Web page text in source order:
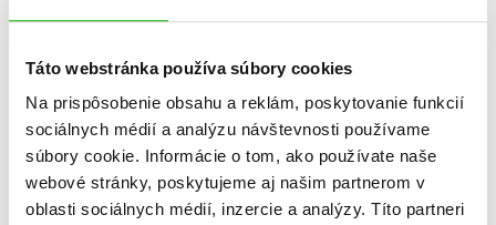
Táto webstránka používa súbory cookies
Na prispôsobenie obsahu a reklám, poskytovanie funkcií
sociálnych médií a analýzu návštevnosti používame
súbory cookie. Informácie o tom, ako používate naše
webové stránky, poskytujeme aj našim partnerom v
oblasti sociálnych médií, inzercie a analýzy. Títo partneri